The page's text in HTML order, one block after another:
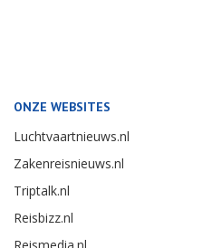
ONZE WEBSITES
Luchtvaartnieuws.nl
Zakenreisnieuws.nl
Triptalk.nl
Reisbizz.nl